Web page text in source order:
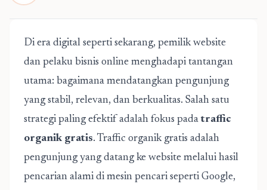
Di era digital seperti sekarang, pemilik website
dan pelaku bisnis online menghadapi tantangan
utama: bagaimana mendatangkan pengunjung
yang stabil, relevan, dan berkualitas. Salah satu
strategi paling efektif adalah fokus pada traffic
organik gratis. Traffic organik gratis adalah
pengunjung yang datang ke website melalui hasil
pencarian alami di mesin pencari seperti Google,